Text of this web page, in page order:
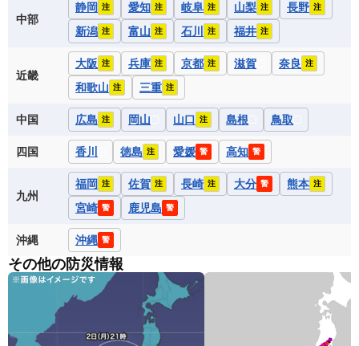
中部
静岡 注 愛知 注 岐阜 注 山梨 注 長野 注
新潟 注 富山 注 石川 注 福井 注
近畿
大阪 注 兵庫 注 京都 注 滋賀 奈良 注
和歌山 注 三重 注
中国 広島 注 岡山 山口 注 島根 鳥取
四国 香川 徳島 注 愛媛 警 高知 警
九州
福岡 注 佐賀 注 長崎 注 大分 警 熊本 注
宮崎 警 鹿児島 警
沖縄 沖縄 警
その他の防災情報